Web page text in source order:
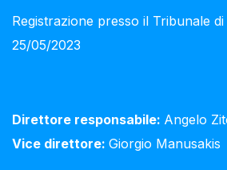
Registrazione presso il Tribunale
25/05/2023
Direttore responsabile: Angelo
Vice direttore: Giorgio Manusakis